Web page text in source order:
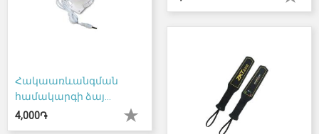
Հակաառևանգման
համակարգի ձայ...
4,000֏